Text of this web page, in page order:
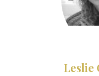
Leslie